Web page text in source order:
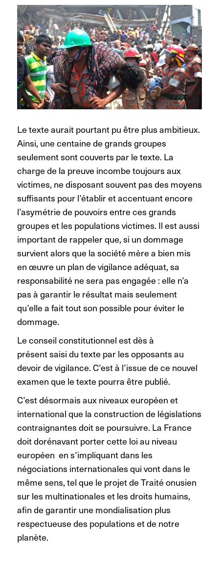
Le texte aurait pourtant pu être plus ambitieux.
Ainsi, une centaine de grands groupes
seulement sont couverts par le texte. La
charge de la preuve incombe toujours aux
victimes, ne disposant souvent pas des moyens
suffisants pour l’établir et accentuant encore
l’asymétrie de pouvoirs entre ces grands
groupes et les populations victimes. Il est aussi
important de rappeler que, si un dommage
survient alors que la société mère a bien mis
en œuvre un plan de vigilance adéquat, sa
responsabilité ne sera pas engagée : elle n’a
pas à garantir le résultat mais seulement
qu’elle a fait tout son possible pour éviter le
dommage.
Le conseil constitutionnel est dès à
présent saisi du texte par les opposants au
devoir de vigilance. C’est à l’issue de ce nouvel
examen que le texte pourra être publié.
C’est désormais aux niveaux européen et
international que la construction de législations
contraignantes doit se poursuivre. La France
doit dorénavant porter cette loi au niveau
européen en s’impliquant dans les
négociations internationales qui vont dans le
même sens, tel que le projet de Traité onusien
sur les multinationales et les droits humains,
afin de garantir une mondialisation plus
respectueuse des populations et de notre
planète.